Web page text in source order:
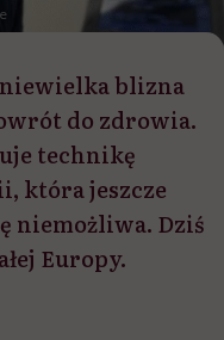
blizna
do zdrowia.
technikę
która jeszcze
niemożliwa. Dziś
Europy.